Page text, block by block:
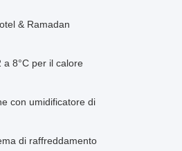
& Ramadan
8°C per il calore
con umidificatore di
di raffreddamento